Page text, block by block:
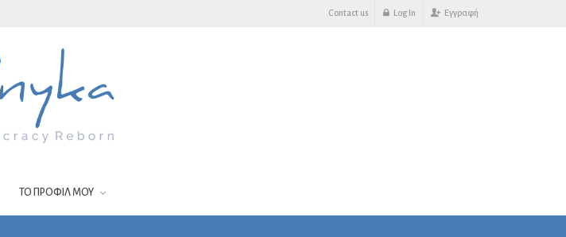
Contact us Log In Εγγραφή
ΤΟ ΠΡΟΦΙΛ ΜΟΥ